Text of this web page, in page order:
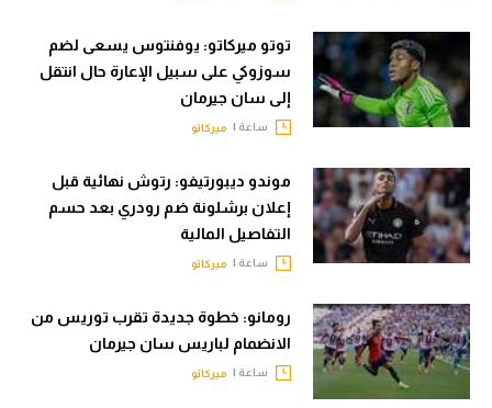
توتو ميركاتو: يوفنتوس يسعى لضم
سوزوكي على سبيل الإعارة حال انتقل
إلى سان جيرمان
ساعة | ميركاتو
موندو ديبورتيفو: رتوش نهائية قبل
إعلان برشلونة ضم رودري بعد حسم
التفاصيل المالية
ساعة | ميركاتو
رومانو: خطوة جديدة تقرب توريس من
الانضمام لباريس سان جيرمان
ساعة | ميركاتو